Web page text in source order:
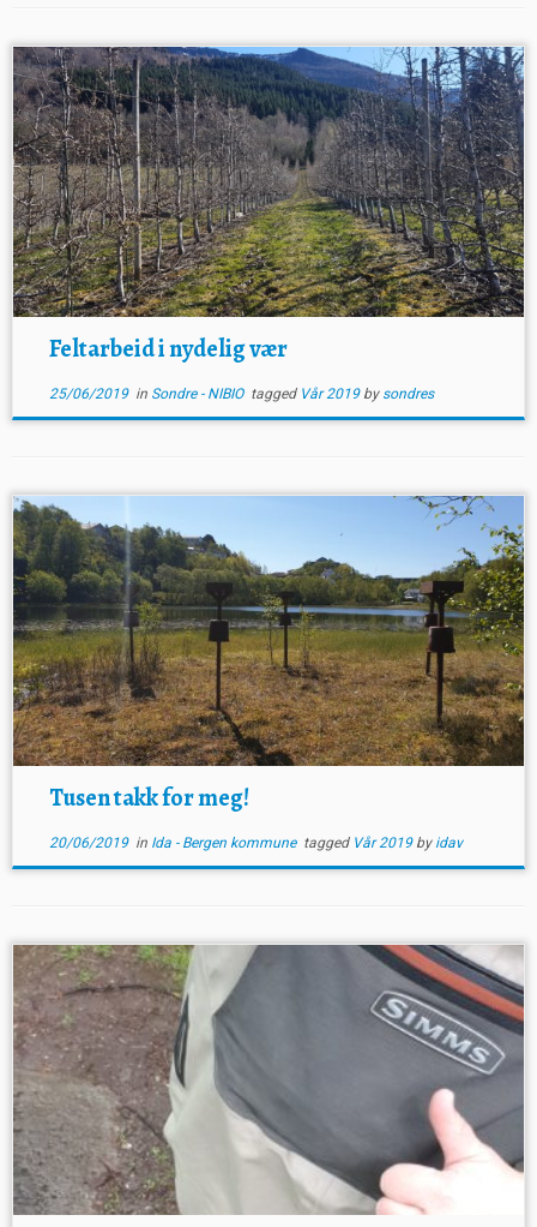
Feltarbeid i nydelig vær
25/06/2019in Sondre - NIBIO tagged Vår 2019 by sondres
Tusen takk for meg!
20/06/2019in Ida - Bergen kommune tagged Vår 2019 by idav